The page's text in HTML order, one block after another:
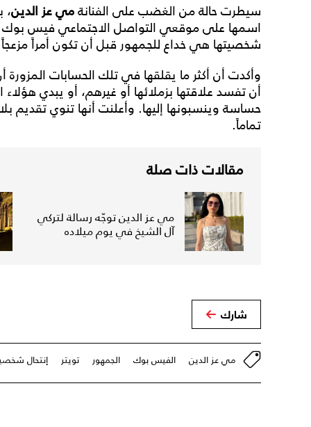
سيطرت حالة من الغضب على الفنانةمي عز الدين،
اسمها على موقعي التواصل الاجتماعي فيس بوك
شخصيتها هي خداع للجمهور قبل أن تكون أمراً
وأكدت أن أكثر ما يقلقها في تلك الحسابات
أن تفسد علاقتها بزملائها أو غيرهم، أو يبدي
حساسة وينسبونها إليها. وأعلنت أنها تنوي تقديم
تماماً.
مقالات ذات صلة
مي عز الدين توجّه رسالة لتركي
آل الشيخ في يوم ميلاده
شارك
مي عز الدين الفيس بوك الجمهور تويتر إنتحال